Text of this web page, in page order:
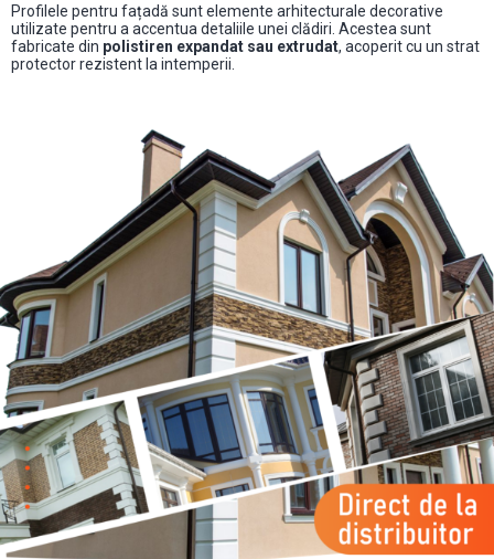
Profilele pentru fațadă sunt elemente arhitecturale decorative
utilizate pentru a accentua detaliile unei clădiri. Acestea sunt
fabricate din polistiren expandat sau extrudat, acoperit cu un strat
protector rezistent la intemperii.